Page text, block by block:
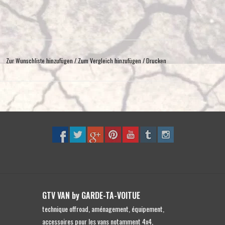
Zur Wunschliste hinzufügen/ Zum Vergleich hinzufügen /Drucken
GTV VAN by GARDE-TA-VOITUE
technique offroad, aménagement, équipement,
accessoires pour les vans notamment 4x4,